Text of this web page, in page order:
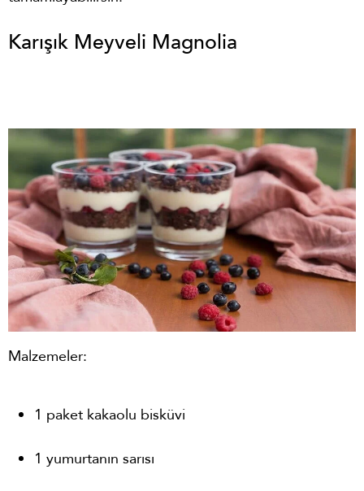
Karışık Meyveli Magnolia
Malzemeler:
1 paket kakaolu bisküvi
1 yumurtanın sarısı